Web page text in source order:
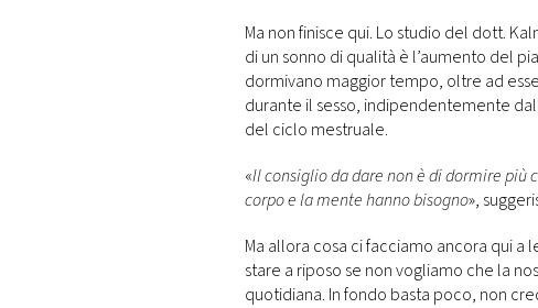
Ma non finisce qui. Lo studio del dott.
di un sonno di qualità è l’aumento del
dormivano maggior tempo, oltre ad
durante il sesso, indipendentemente
del ciclo mestruale.
«Il consiglio da dare non è di dormire più
corpo e la mente hanno bisogno»,
Ma allora cosa ci facciamo ancora qui
stare a riposo se non vogliamo che la
quotidiana. In fondo basta poco, non